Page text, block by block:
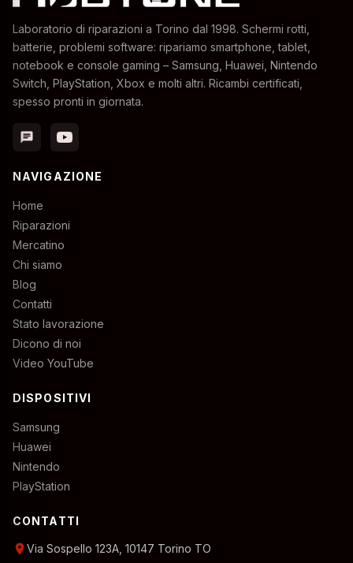
Laboratorio di riparazioni a Torino dal 1998. Schermi rotti,
batterie, problemi software: ripariamo smartphone, tablet,
notebook e console gaming – Samsung, Huawei, Nintendo
Switch, PlayStation, Xbox e molti altri. Ricambi certificati,
spesso pronti in giornata.
chat
NAVIGAZIONE
Home
Riparazioni
Mercatino
Chi siamo
Blog
Contatti
Stato lavorazione
Dicono di noi
Video YouTube
DISPOSITIVI
Samsung
Huawei
Nintendo
PlayStation
CONTATTI
location_onVia Sospello 123A, 10147 Torino TO